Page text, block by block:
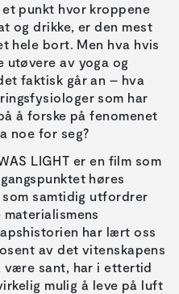
punkt hvor kroppene
og drikke, er den mest
hele bort. Men hva hvis
utøvere av yoga og
faktisk går an – hva
som har
å forske på fenomenet
noe for seg?
LIGHT er en film som
høres
samtidig utfordrer
har lært oss
av det vitenskapens
sant, har i ettertid
mulig å leve på luft